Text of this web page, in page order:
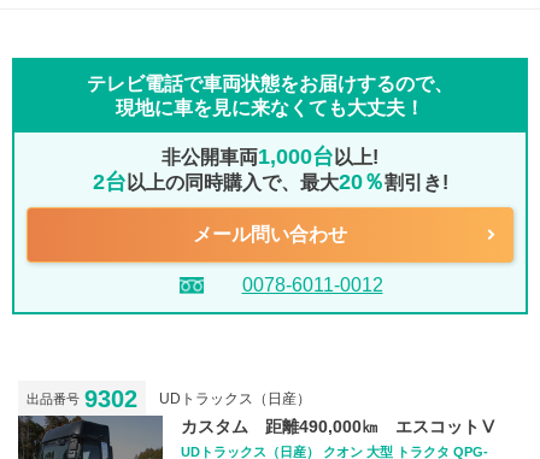
テレビ電話で車両状態をお届けするので、
現地に車を見に来なくても大丈夫！
非公開車両1,000台 以上!
2台 以上の同時購入で、最大20％割引き!
メール問い合わせ
0078-6011-0012
出品番号 9302 UDトラックス（日産）
カスタム 距離490,000㎞ エスコットⅤ
UDトラックス（日産） クオン 大型 トラクタ QPG-